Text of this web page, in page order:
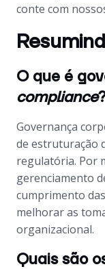
conte com
O que é
compliance
Governança
de estruturação
regulatória. Por
gerenciamento
cumprimento
melhorar as
organizacional.
Quais são